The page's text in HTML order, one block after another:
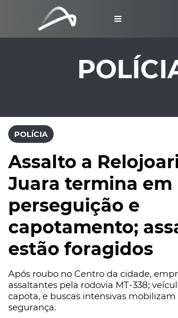
POLÍCIA
Assalto a
Juara termina em
perseguição e
capotamento;
estão foragidos
Após roubo no Centro da cidade,
assaltantes pela rodovia MT-338;
capota, e buscas intensivas mobilizam
segurança.